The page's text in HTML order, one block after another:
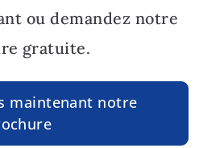
ou demandez notre
gratuite.
maintenant notre